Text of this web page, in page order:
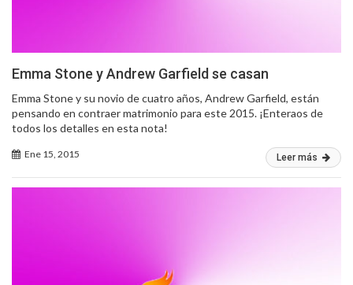
Emma Stone y Andrew Garfield se casan
Emma Stone y su novio de cuatro años, Andrew Garfield, están
pensando en contraer matrimonio para este 2015. ¡Enteraos de
todos los detalles en esta nota!
Ene 15, 2015 Leer más